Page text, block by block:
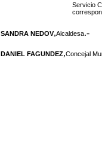
Servicio
SANDRA NEDOV,Alcaldesa.-
DANIEL FAGUNDEZ,Concejal